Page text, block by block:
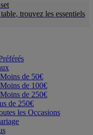
trouvez les essentiels
de 50€
de 100€
de 250€
de 250€
les Occasions